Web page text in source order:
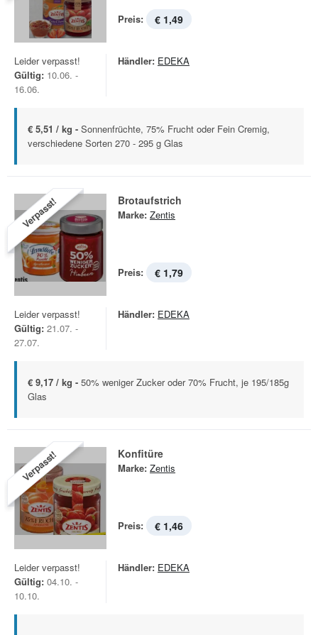
Preis: € 1,49
Leider verpasst!
Gültig: 10.06. -
16.06.
Händler: EDEKA
€ 5,51 / kg - Sonnenfrüchte, 75% Frucht oder Fein Cremig,
verschiedene Sorten 270 - 295 g Glas
Verpasst! Brotaufstrich
Marke: Zentis
Preis: € 1,79
Leider verpasst!
Gültig: 21.07. -
27.07.
Händler: EDEKA
€ 9,17 / kg - 50% weniger Zucker oder 70% Frucht, je 195/185g
Glas
Verpasst! Konfitüre
Marke: Zentis
Preis: € 1,46
Leider verpasst!
Gültig: 04.10. -
10.10.
Händler: EDEKA